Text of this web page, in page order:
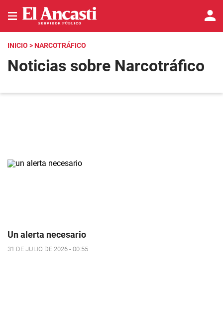
INICIO > NARCOTRÁFICO
Noticias sobre Narcotráfico
Un alerta necesario
31 DE JULIO DE 2026 - 00:55